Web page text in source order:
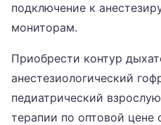
подключение к
мониторам.
Приобрести контур
анестезиологический
педиатрический
терапии по оптовой